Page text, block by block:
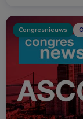
Congresnieuws